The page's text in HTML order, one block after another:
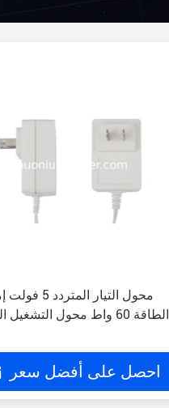
محول التيار
الطاقة 60 واط محول التشغيل المتبادل
احصل على أفضل سعر